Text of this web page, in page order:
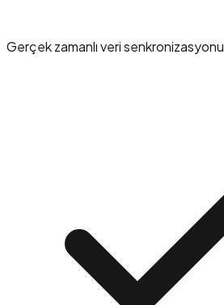
Gerçek zamanlı veri senkronizasyonu